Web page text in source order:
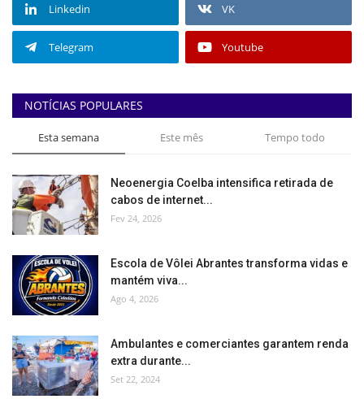
Linkedin VK
Telegram Youtube
NOTÍCIAS POPULARES
Esta semana Este mês Tempo todo
Neoenergia Coelba intensifica retirada de
cabos de internet...
Fev 24, 2026
Escola de Vôlei Abrantes transforma vidas e
mantém viva...
Ago 4, 2026
Ambulantes e comerciantes garantem renda
extra durante...
Set 22, 2024